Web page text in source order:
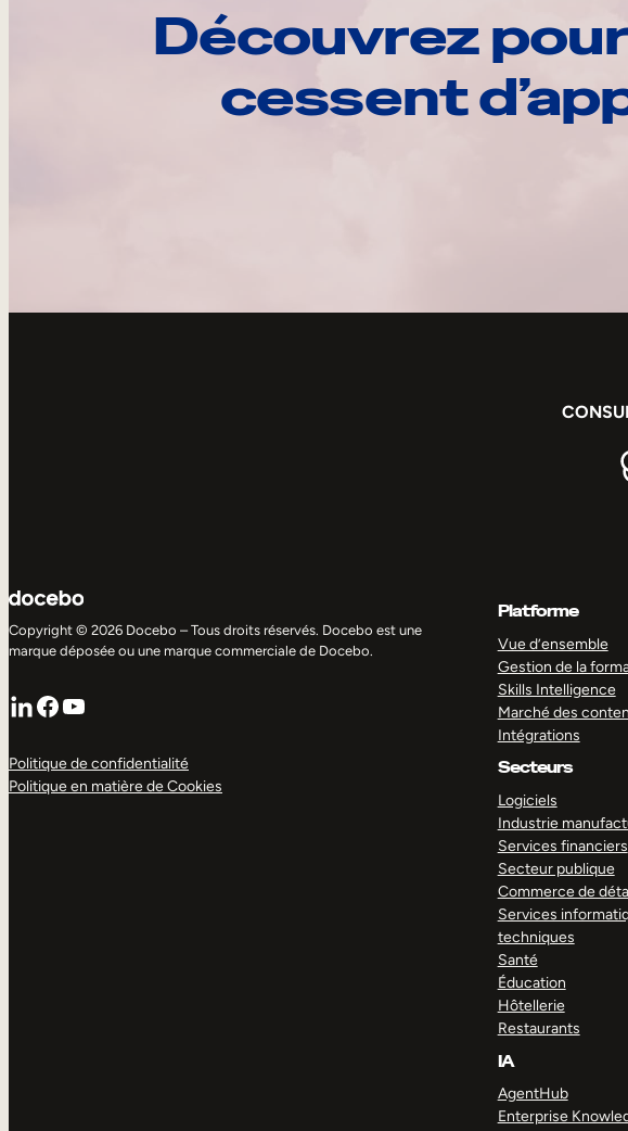
Découvrez
cessent
Copyright © 2026 Docebo – Tous droits réservés. Docebo est une
marque déposée ou une marque commerciale de Docebo.
LinkedIn
Facebook
YouTube
Politique de confidentialité
Politique en matière de Cookies
Platforme
Vue d’ensemble
Gestion de la
Skills Intelligence
Marché des
Intégrations
Secteurs
Logiciels
Industrie
Services financiers
Secteur publique
Commerce de
Services
techniques
Santé
Éducation
Hôtellerie
Restaurants
IA
AgentHub
Enterprise